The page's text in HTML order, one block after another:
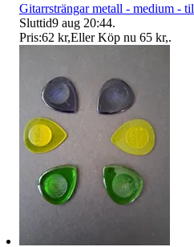
Gitarrsträngar metall - medium -
Sluttid9 aug 20:44.
Pris:62 kr,Eller Köp nu 65 kr,.